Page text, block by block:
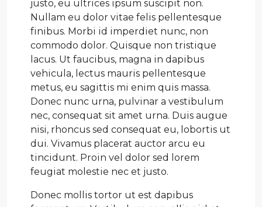
justo, eu ultrices ipsum suscipit non.
Nullam eu dolor vitae felis pellentesque
finibus. Morbi id imperdiet nunc, non
commodo dolor. Quisque non tristique
lacus. Ut faucibus, magna in dapibus
vehicula, lectus mauris pellentesque
metus, eu sagittis mi enim quis massa.
Donec nunc urna, pulvinar a vestibulum
nec, consequat sit amet urna. Duis augue
nisi, rhoncus sed consequat eu, lobortis ut
dui. Vivamus placerat auctor arcu eu
tincidunt. Proin vel dolor sed lorem
feugiat molestie nec et justo.
Donec mollis tortor ut est dapibus